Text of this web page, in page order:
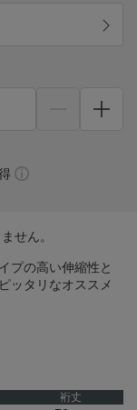
せん。
プの高い伸縮性と
ッタリなオススメ
裄丈